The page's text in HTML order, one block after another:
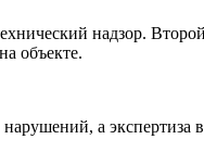
надзор.
объекте.
а